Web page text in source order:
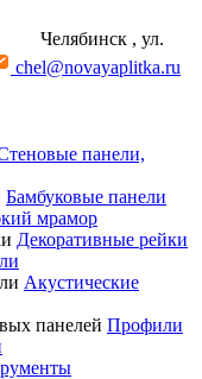
Челябинск , ул.
chel@novayaplitka.ru
панели,
Бамбуковые панели
мрамор
Декоративные рейки
Акустические
Профили